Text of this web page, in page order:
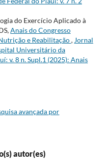
do Exercício Aplicado à
Anais do Congresso
e Reabilitação, Jornal
Universitário da
v. 8 n. Supl.1 (2025): Anais
avançada por
autor(es)